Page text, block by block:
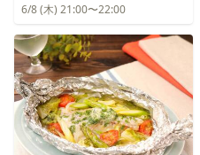
6/8 (木) 21:00〜22:00